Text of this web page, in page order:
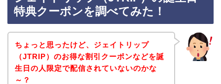
特典クーポンを調べてみた！
ちょっと思ったけど、ジェイトリップ
（JTRIP）のお得な割引クーポンなどを誕
生日の人限定で配信されていないのかな
～？